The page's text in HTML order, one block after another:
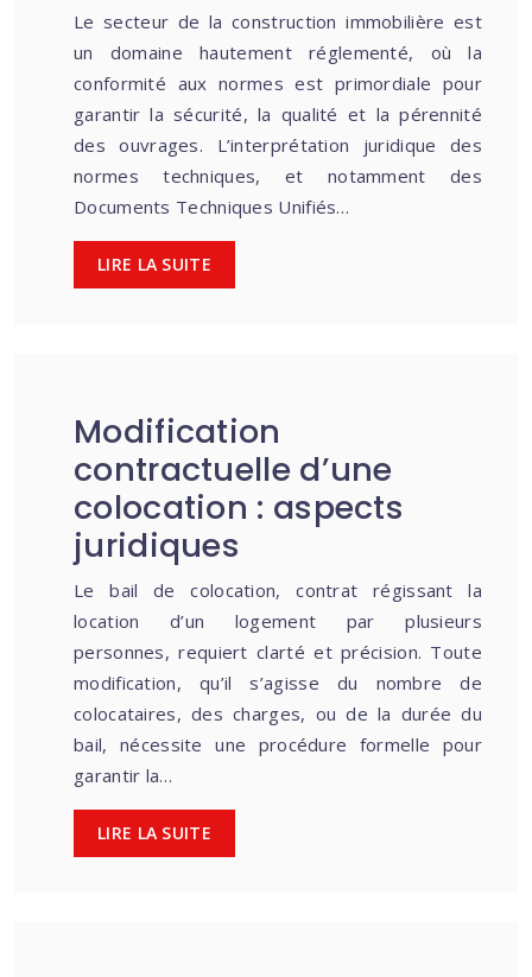
Le secteur de la construction immobilière est
un domaine hautement réglementé, où la
conformité aux normes est primordiale pour
garantir la sécurité, la qualité et la pérennité
des ouvrages. L’interprétation juridique des
normes techniques, et notamment des
Documents Techniques Unifiés…
LIRE LA SUITE
Modification
contractuelle d’une
colocation : aspects
juridiques
Le bail de colocation, contrat régissant la
location d’un logement par plusieurs
personnes, requiert clarté et précision. Toute
modification, qu’il s’agisse du nombre de
colocataires, des charges, ou de la durée du
bail, nécessite une procédure formelle pour
garantir la…
LIRE LA SUITE